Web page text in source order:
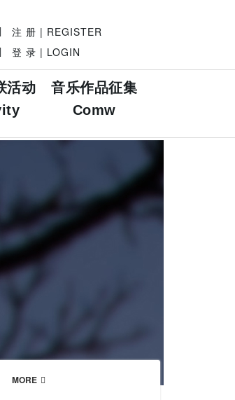
注 册 | REGISTER
登 录 | LOGIN
活动
音乐作品征集
Comw
MORE